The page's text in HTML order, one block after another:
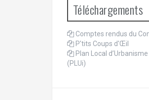
Téléchargements
Comptes rendus du
P'tits Coups d'Œil
Plan Local
(PLUi)